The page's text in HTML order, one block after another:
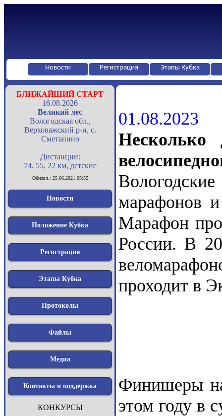
Новости Регистрация Этапы Кубка
БЛИЖАЙШИЙ СТАРТ
16.08.2026
Великий лес
Вологодская обл.,
Верховажский р-н, с.
Сметанино
Дистанции:
74, 55, 22 км, детские
Обновл.: 25.06.2021 05:55
Новости
Положение Кубка
Регистрация
Этапы Кубка
Протоколы
Файлы
Медиа
Контакты и поддержка
КОНКУРСЫ
01.08.2023
Несколько
марафонов
Марафон
России. В
проходит в
Финишеры
этом году в